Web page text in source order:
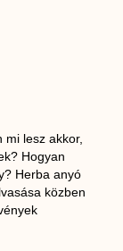
lesz akkor,
Hogyan
Herba anyó
közben